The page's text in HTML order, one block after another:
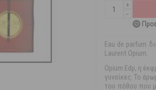
+
−
Eau de parfum
Laurent Opium.
Opium Edp, η
γυναίκες. Το
του πόθου που